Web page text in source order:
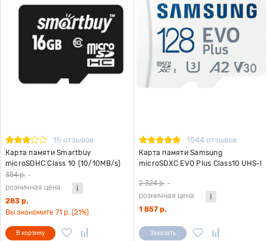
15 отзывов
Карта памяти Smartbuy
microSDHC Class 10 (10/10MB/s)
16GB
354 р. -
розничная цена
283 р.
Вы экономите 71 р. (21%)
В корзину
1544 отзывов
Карта памяти Samsung
microSDXC EVO Plus Class10 UHS-I
2 324 р. -
розничная цена
1 857 р.
Заказать